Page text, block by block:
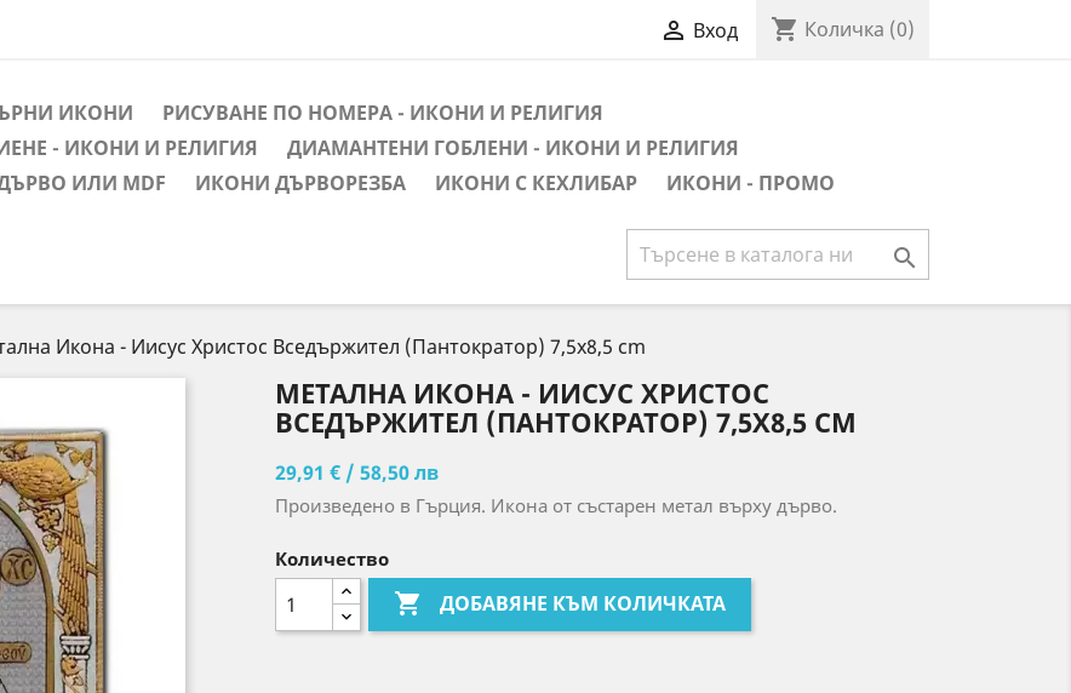
 Вход shopping_cart Количка (0)
ИКОНИ
РИСУВАНЕ ПО НОМЕРА - ИКОНИ И РЕЛИГИЯ
- ИКОНИ И РЕЛИГИЯ
ДИАМАНТЕНИ ГОБЛЕНИ - ИКОНИ И РЕЛИГИЯ
ИЛИ MDF
ИКОНИ ДЪРВОРЕЗБА ИКОНИ С КЕХЛИБАР ИКОНИ - ПРОМО

Икона - Иисус Христос Вседържител (Пантократор) 7,5x8,5 cm
МЕТАЛНА ИКОНА - ИИСУС ХРИСТОС
ВСЕДЪРЖИТЕЛ (ПАНТОКРАТОР) 7,5X8,5 CM
29,91 € / 58,50 лв
Произведено в Гърция. Икона от състарен метал върху дърво.
Количество
 ДОБАВЯНЕ КЪМ КОЛИЧКАТА